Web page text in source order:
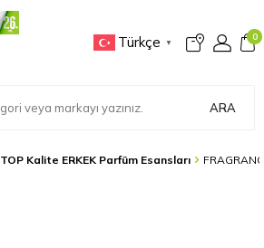
Türkçe ▼
0
ARA
TOP Kalite ERKEK Parfüm Esansları